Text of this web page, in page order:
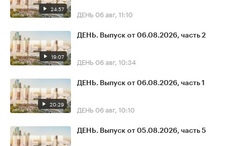
24:57 ДЕНЬ 06 авг, 11:10
19:07
ДЕНЬ. Выпуск от 06.08.2026, часть 2
ДЕНЬ 06 авг, 10:34
20:29
ДЕНЬ. Выпуск от 06.08.2026, часть 1
ДЕНЬ 06 авг, 10:10
ДЕНЬ. Выпуск от 05.08.2026, часть 5